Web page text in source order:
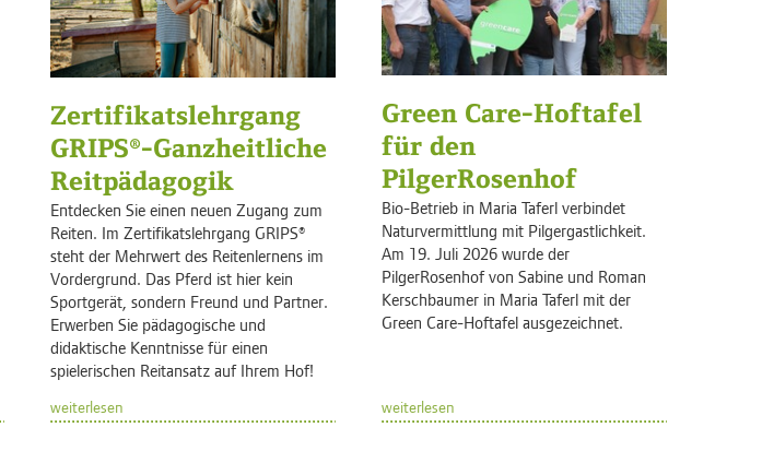
Zertifikatslehrgang
GRIPS®-Ganzheitliche
Reitpädagogik
Entdecken Sie einen neuen Zugang zum
Reiten. Im Zertifikatslehrgang GRIPS®
steht der Mehrwert des Reitenlernens im
Vordergrund. Das Pferd ist hier kein
Sportgerät, sondern Freund und Partner.
Erwerben Sie pädagogische und
didaktische Kenntnisse für einen
spielerischen Reitansatz auf Ihrem Hof!
weiterlesen
Green Care-Hoftafel
für den
PilgerRosenhof
Bio-Betrieb in Maria Taferl verbindet
Naturvermittlung mit Pilgergastlichkeit.
Am 19. Juli 2026 wurde der
PilgerRosenhof von Sabine und Roman
Kerschbaumer in Maria Taferl mit der
Green Care-Hoftafel ausgezeichnet.
weiterlesen